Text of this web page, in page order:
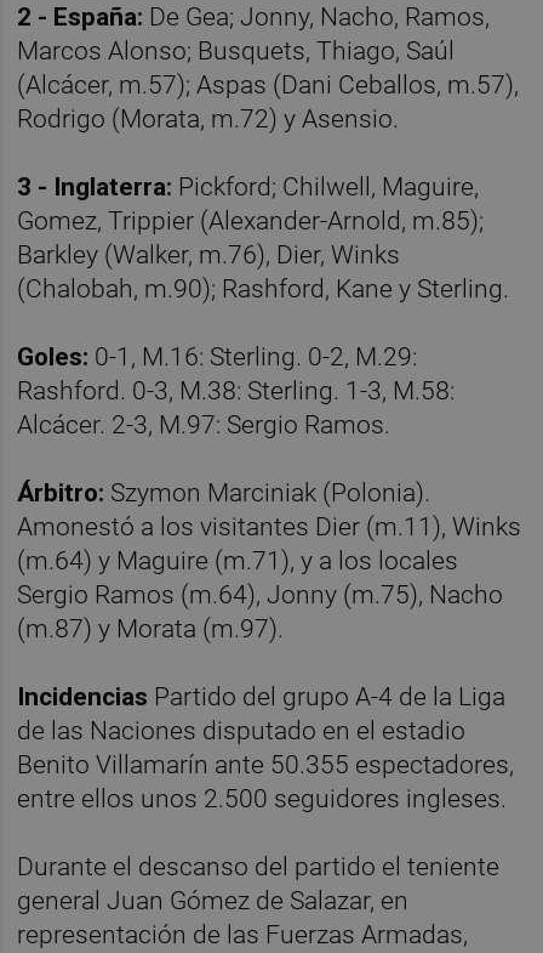
2 - España: De Gea; Jonny, Nacho, Ramos,
Marcos Alonso; Busquets, Thiago, Saúl
(Alcácer, m.57); Aspas (Dani Ceballos, m.57),
Rodrigo (Morata, m.72) y Asensio.
3 - Inglaterra: Pickford; Chilwell, Maguire,
Gomez, Trippier (Alexander-Arnold, m.85);
Barkley (Walker, m.76), Dier, Winks
(Chalobah, m.90); Rashford, Kane y Sterling.
Goles: 0-1, M.16: Sterling. 0-2, M.29:
Rashford. 0-3, M.38: Sterling. 1-3, M.58:
Alcácer. 2-3, M.97: Sergio Ramos.
Árbitro: Szymon Marciniak (Polonia).
Amonestó a los visitantes Dier (m.11), Winks
(m.64) y Maguire (m.71), y a los locales
Sergio Ramos (m.64), Jonny (m.75), Nacho
(m.87) y Morata (m.97).
Incidencias Partido del grupo A-4 de la Liga
de las Naciones disputado en el estadio
Benito Villamarín ante 50.355 espectadores,
entre ellos unos 2.500 seguidores ingleses.
Durante el descanso del partido el teniente
general Juan Gómez de Salazar, en
representación de las Fuerzas Armadas,